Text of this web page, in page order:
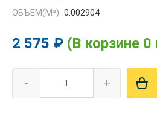
ОБЪЕМ(M³): 0.002904
2 575 ₽ (В корзине
- +